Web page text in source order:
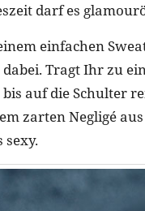
darf es
einfachen
Tragt Ihr zu
auf die Schulter
zarten Negligé